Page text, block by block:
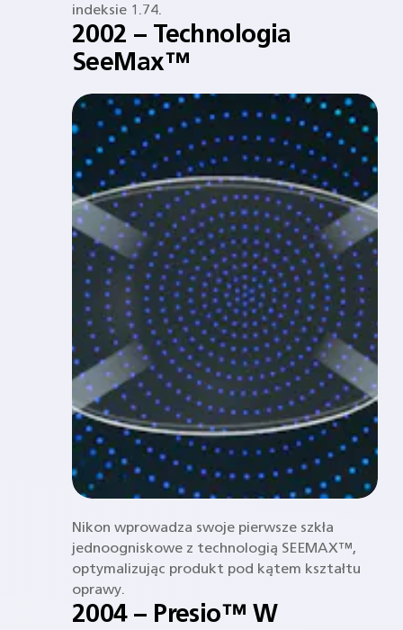
indeksie 1.74.
2002 – Technologia
SeeMax™
Nikon wprowadza swoje pierwsze szkła
jednoogniskowe z technologią SEEMAX™,
optymalizując produkt pod kątem kształtu
oprawy.
2004 – Presio™ W